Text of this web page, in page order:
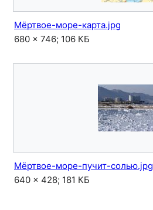
Мёртвое-море-карта.jpg
680 × 746; 106 КБ
Мёртвое-море-пучит-солью.jpg
640 × 428; 181 КБ